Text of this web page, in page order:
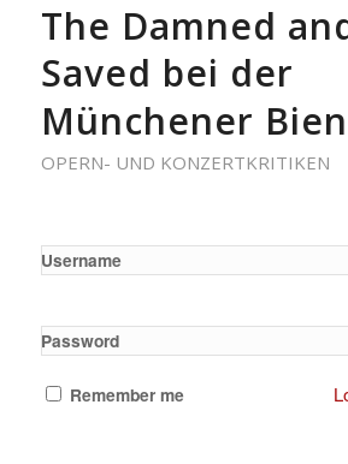
The Damned
Saved bei der
Münchener
OPERN- UND KONZERTKRITIKEN
Username
Password
Remember me